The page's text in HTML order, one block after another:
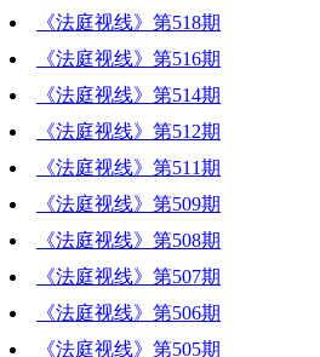
《法庭视线》第518期
《法庭视线》第516期
《法庭视线》第514期
《法庭视线》第512期
《法庭视线》第511期
《法庭视线》第509期
《法庭视线》第508期
《法庭视线》第507期
《法庭视线》第506期
《法庭视线》第505期